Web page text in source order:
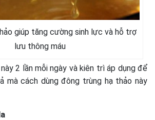
giúp tăng cường sinh lực và hỗ trợ
lưu thông máu
2 lần mỗi ngày và kiên trì áp dụng để
mà cách dùng đông trùng hạ thảo này